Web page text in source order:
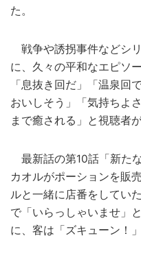
た。
戦争や誘拐事件などシ
に、久々の平和なエピソ
「息抜き回だ」「温泉回
おいしそう」「気持ちよ
まで癒される」と視聴者
最新話の第10話「新た
カオルがポーションを販
ルと一緒に店番をしてい
で「いらっしゃいませ」
に、客は「ズキューン！